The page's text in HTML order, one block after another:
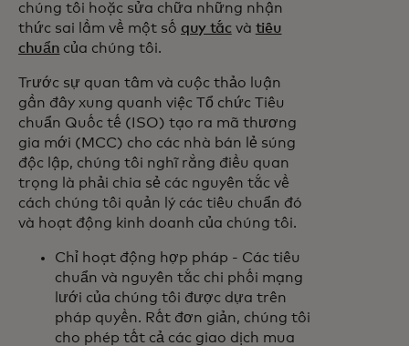
chúng tôi hoặc sửa chữa những nhận
thức sai lầm về một số quy tắcvà tiêu
chuẩn của chúng tôi.
Trước sự quan tâm và cuộc thảo luận
gần đây xung quanh việc Tổ chức Tiêu
chuẩn Quốc tế (ISO) tạo ra mã thương
gia mới (MCC) cho các nhà bán lẻ súng
độc lập, chúng tôi nghĩ rằng điều quan
trọng là phải chia sẻ các nguyên tắc về
cách chúng tôi quản lý các tiêu chuẩn đó
và hoạt động kinh doanh của chúng tôi.
Chỉ hoạt động hợp pháp - Các tiêu
chuẩn và nguyên tắc chi phối mạng
lưới của chúng tôi được dựa trên
pháp quyền. Rất đơn giản, chúng tôi
cho phép tất cả các giao dịch mua